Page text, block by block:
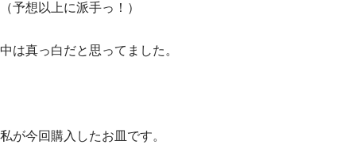
（予想以上に派手っ！）
中は真っ白だと思ってました。
私が今回購入したお皿です。